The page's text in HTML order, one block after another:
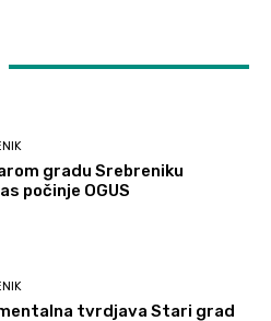
gradu Srebreniku
počinje OGUS
tvrdjava Stari grad